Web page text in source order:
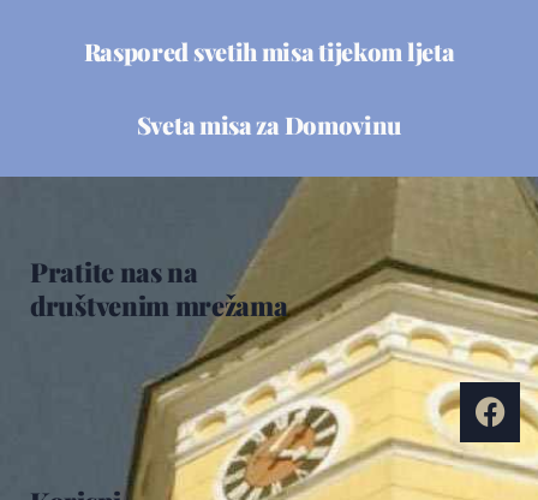
Raspored svetih misa tijekom ljeta
Sveta misa za Domovinu
Pratite nas na
društvenim mrežama